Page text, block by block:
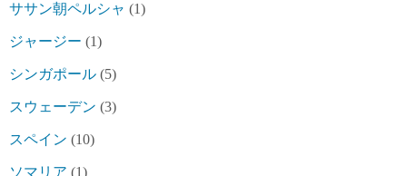
ササン朝ペルシャ (1)
ジャージー (1)
シンガポール (5)
スウェーデン (3)
スペイン (10)
ソマリア (1)